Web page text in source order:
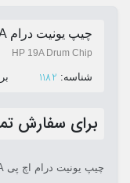
چیپ یونیت درام 19A اچ پی
HP 19A Drum Chip
ﺷﻨﺎﺳﻪ: 1182
برای سفارش
چیپ یونیت درام اچ پی 19A